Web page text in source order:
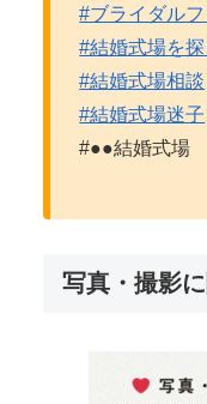
#ブライダルフ
#結婚式場を
#結婚式場相談
#結婚式場迷子
#●●結婚式場
写真・撮影